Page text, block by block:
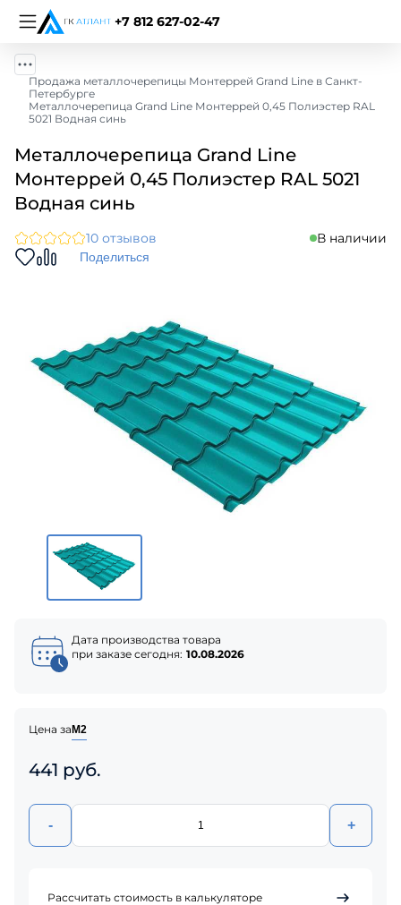
+7 812 627-02-47
Продажа металлочерепицы Монтеррей Grand Line в Санкт-
Петербурге
Металлочерепица Grand Line Монтеррей 0,45 Полиэстер RAL
5021 Водная синь
Металлочерепица Grand Line
Монтеррей 0,45 Полиэстер RAL 5021
Водная синь
10 отзывов В наличии
Поделиться
Дата производства товара
при заказе сегодня: 10.08.2026
Цена за М2
441 руб.
- +
Рассчитать стоимость в калькуляторе